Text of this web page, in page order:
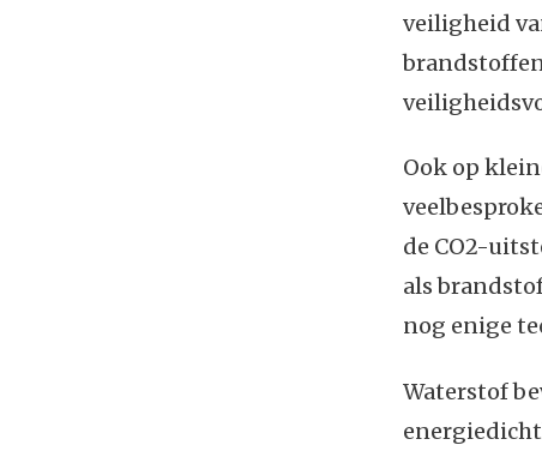
veiligheid
Ook op
de CO2-
als
nog enige
Waterstof